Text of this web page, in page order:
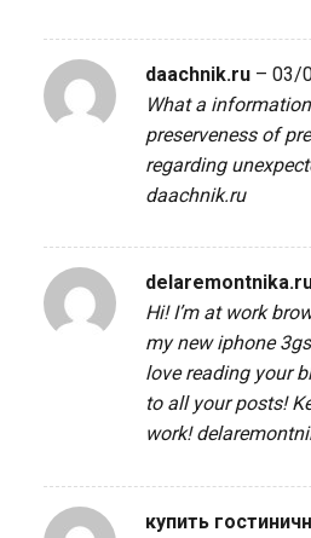
daachnik.ru – 03/
What a
preserveness of
regarding
daachnik.ru
Hi! I’m at work
my new iphone
love reading your
to all your posts!
work!
купить